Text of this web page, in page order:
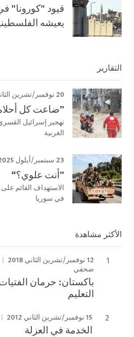
قيود "كورونا"
يعيشه
التقارير
20 نوفمبر/تشرين الثاني 2025
”ضاعت كل
تهجير إسرائيل
الغربية
23 سبتمبر/أيلول 2025
”أنت علوي؟“
الاستهداف القائم على
في سوريا
الأكثر مشاهدة
12 نوفمبر/تشرين الثاني 2018
صحفي
باكستان: حرمان
التعليم
15 نوفمبر/تشرين الثاني 2012
الخدمة في العزلة